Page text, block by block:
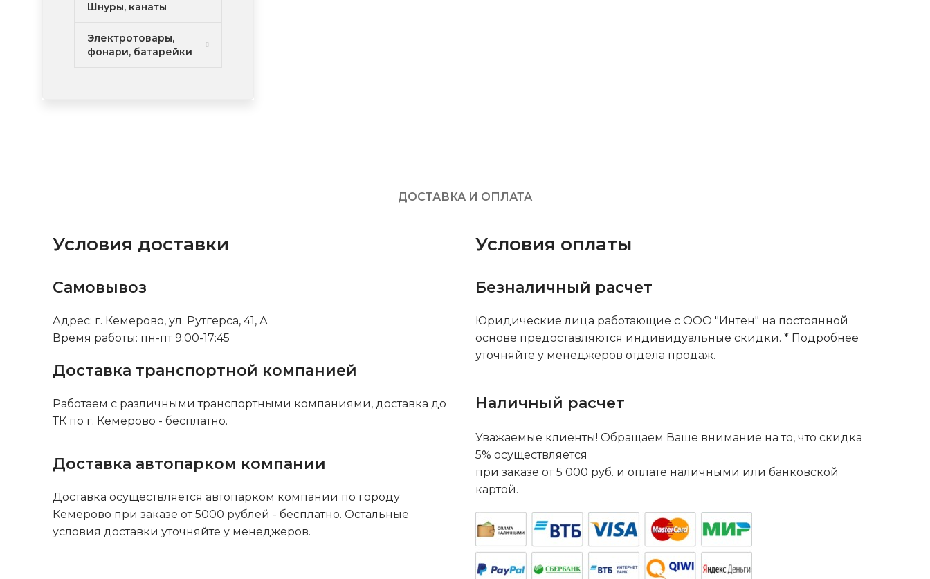
Шнуры, канаты
Электротовары,
фонари, батарейки
ДОСТАВКА И ОПЛАТА
Условия доставки
Самовывоз
Адрес: г. Кемерово, ул. Рутгерса, 41, А
Время работы: пн-пт 9:00-17:45
Доставка транспортной компанией
Работаем с различными транспортными компаниями, доставка до
ТК по г. Кемерово - бесплатно.
Доставка автопарком компании
Доставка осуществляется автопарком компании по городу
Кемерово при заказе от 5000 рублей - бесплатно. Остальные
условия доставки уточняйте у менеджеров.
Условия оплаты
Безналичный расчет
Юридические лица работающие с ООО "Интен" на постоянной
основе предоставляются индивидуальные скидки. * Подробнее
уточняйте у менеджеров отдела продаж.
Наличный расчет
Уважаемые клиенты! Обращаем Ваше внимание на то, что скидка
5% осуществляется
при заказе от 5 000 руб. и оплате наличными или банковской
картой.